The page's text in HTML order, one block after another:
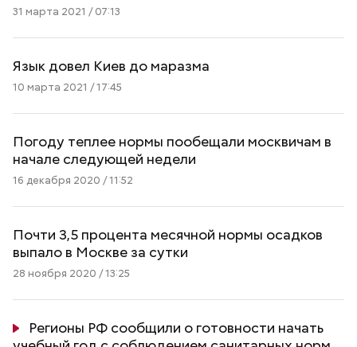
31 марта 2021 / 07:13
Язык довел Киев до маразма
10 марта 2021 / 17:45
Погоду теплее нормы пообещали москвичам в
начале следующей недели
16 декабря 2020 / 11:52
Почти 3,5 процента месячной нормы осадков
выпало в Москве за сутки
28 ноября 2020 / 13:25
Регионы РФ сообщили о готовности начать